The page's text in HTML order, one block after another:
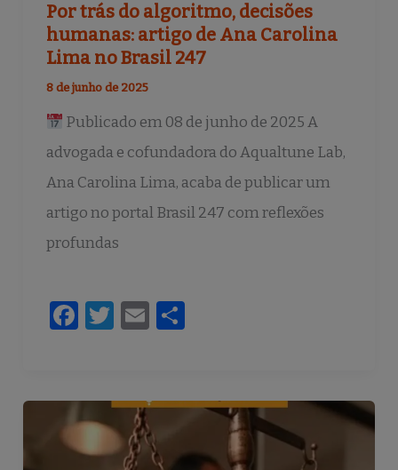
Por trás do algoritmo, decisões
humanas: artigo de Ana Carolina
Lima no Brasil 247
8 de junho de 2025
Publicado em 08 de junho de 2025 A
advogada e cofundadora do Aqualtune Lab,
Ana Carolina Lima, acaba de publicar um
artigo no portal Brasil 247 com reflexões
profundas
F
e
b
o
T
te
r
E
l
S
e